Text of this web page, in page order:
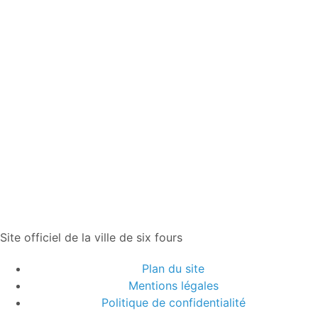
Site officiel de la ville de six fours
Plan du site
Mentions légales
Politique de confidentialité